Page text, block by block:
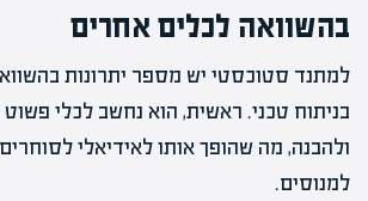
בהשוואה לכלים אחרים
למתנד סטוכסטי יש מספר יתרונות
בניתוח טכני. ראשית, הוא נחשב לכלי
ולהבנה, מה שהופך אותו לאידיאלי
למנוסים.